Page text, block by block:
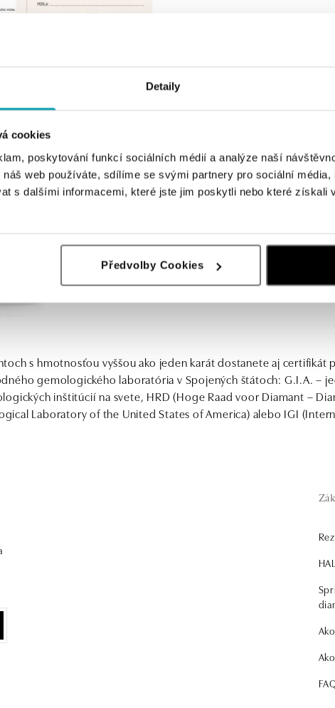
Detaily
cookies
poskytování funkcí sociálních médií a analýze naší
web používáte, sdílíme se svými partnery pro sociální média,
s dalšími informacemi, které jste jim poskytli nebo které získali
Předvolby Cookies
s hmotnosťou vyššou ako jeden karát dostanete aj certifikát
gemologického laboratória v Spojených štátoch: G.I.A. –
inštitúcií na svete, HRD (Hoge Raad voor Diamant –
Laboratory of the United States of America) alebo IGI